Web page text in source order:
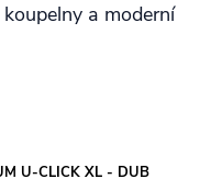
a moderní
U-CLICK XL - DUB